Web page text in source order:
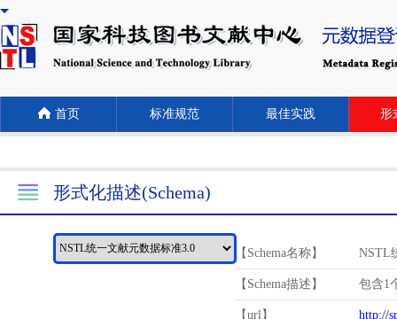
首页 标准规范 最佳实践 形
形式化描述(Schema)
【Schema名称】 NSTL
【Schema描述】 包含1
【url】 http://